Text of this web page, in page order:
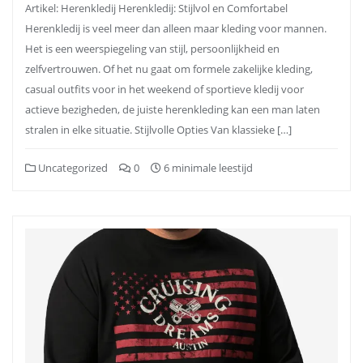
Artikel: Herenkledij Herenkledij: Stijlvol en Comfortabel
Herenkledij is veel meer dan alleen maar kleding voor mannen.
Het is een weerspiegeling van stijl, persoonlijkheid en
zelfvertrouwen. Of het nu gaat om formele zakelijke kleding,
casual outfits voor in het weekend of sportieve kledij voor
actieve bezigheden, de juiste herenkleding kan een man laten
stralen in elke situatie. Stijlvolle Opties Van klassieke […]
Uncategorized 0 6 minimale leestijd